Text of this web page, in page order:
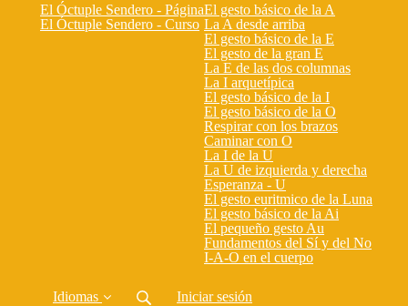
El Óctuple Sendero - Página
El Óctuple Sendero - Curso
El gesto básico de la A
La A desde arriba
El gesto básico de la E
El gesto de la gran E
La E de las dos columnas
La I arquetípica
El gesto básico de la I
El gesto básico de la O
Respirar con los brazos
Caminar con O
La I de la U
La U de izquierda y derecha
Esperanza - U
El gesto euritmico de la Luna
El gesto básico de la Ai
El pequeño gesto Au
Fundamentos del Sí y del No
I-A-O en el cuerpo
Idiomas Iniciar sesión